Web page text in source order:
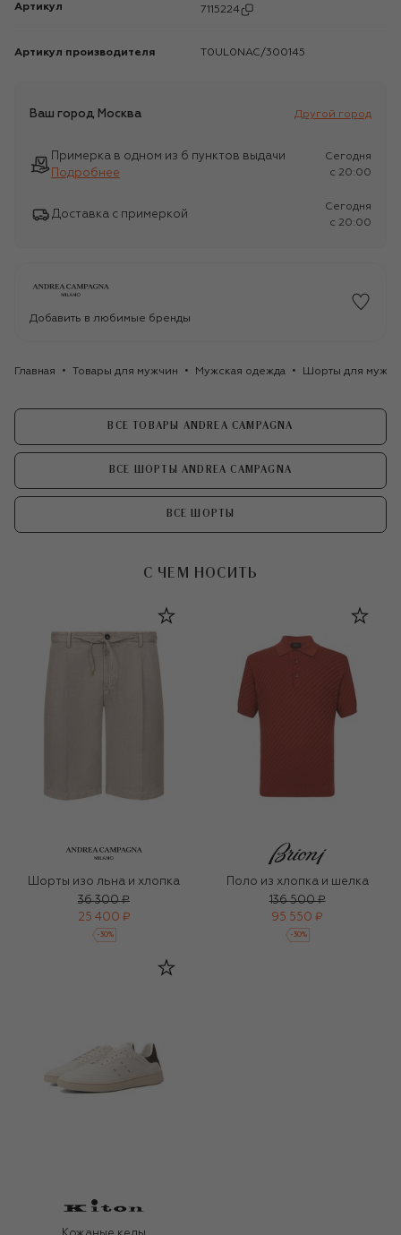
Артикул 7115224
Артикул производителя T0UL0NAC/300145
Ваш город Москва Другой город
Примерка в одном из 6 пунктов выдачи
Подробнее
Сегодня
c 20:00
Доставка с примеркой
Сегодня
c 20:00
Добавить в любимые бренды
Главная Товары для мужчин Мужская одежда Шорты для
ВСЕ ТОВАРЫ ANDREA CAMPAGNA
ВСЕ ШОРТЫ ANDREA CAMPAGNA
ВСЕ ШОРТЫ
С ЧЕМ НОСИТЬ
Шорты изо льна и хлопка
36 300 ₽
25 400 ₽
-30%
Поло из хлопка и шелка
136 500 ₽
95 550 ₽
-30%